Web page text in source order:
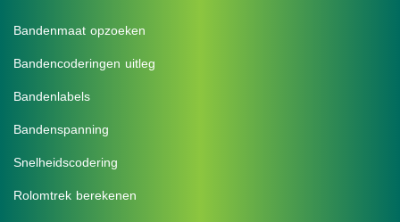
Bandenmaat opzoeken
Bandencoderingen uitleg
Bandenlabels
Bandenspanning
Snelheidscodering
Rolomtrek berekenen